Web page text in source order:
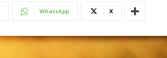
WhatsApp X